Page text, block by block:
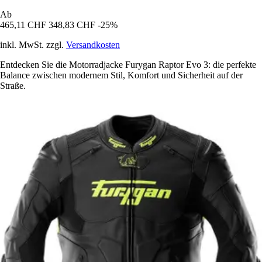
Ab
465,11 CHF 348,83 CHF -25%
inkl. MwSt. zzgl. Versandkosten
Entdecken Sie die Motorradjacke Furygan Raptor Evo 3: die perfekte
Balance zwischen modernem Stil, Komfort und Sicherheit auf der
Straße.